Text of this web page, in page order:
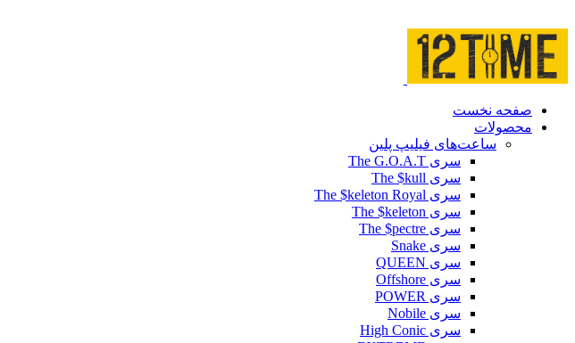
صفحه نخست
محصولات
ساعت‌های فیلیپ پلین
سری The G.O.A.T
سری The $kull
سری The $keleton Royal
سری The $keleton
سری The $pectre
سری Snake
سری QUEEN
سری Offshore
سری POWER
سری Nobile
سری High Conic